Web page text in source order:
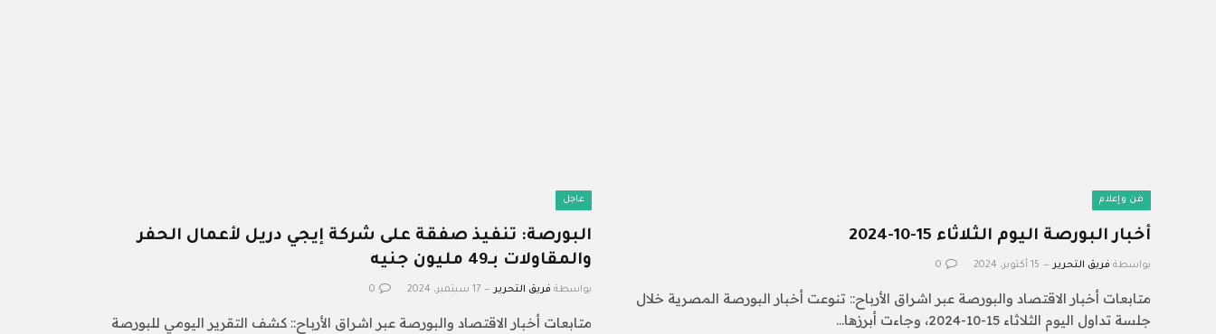
فن وإعلام
أخبار البورصة اليوم الثلاثاء 15-10-2024
بواسطة فريق التحرير 15 أكتوبر، 2024 0
متابعات أخبار الاقتصاد والبورصة عبر اشراق الأرباح:: تنوعت أخبار البورصة المصرية خلال
جلسة تداول اليوم الثلاثاء 15-10-2024، وجاءت أبرزها…
عاجل
البورصة: تنفيذ صفقة على شركة إيجي دريل لأعمال الحفر
والمقاولات بـ49 مليون جنيه
بواسطة فريق التحرير 17 سبتمبر، 2024 0
متابعات أخبار الاقتصاد والبورصة عبر اشراق الأرباح:: كشف التقرير اليومي للبورصة